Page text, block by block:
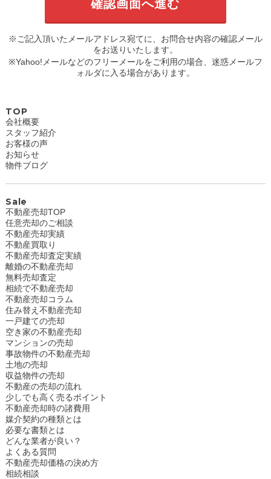
※ご記入頂いたメールアドレス宛てに、お問合せ内容の確認メール
をお送りいたします。
※Yahoo!メールなどのフリーメールをご利用の場合、迷惑メールフ
ォルダに入る場合があります。
TOP
会社概要
スタッフ紹介
お客様の声
お知らせ
物件ブログ
Sale
不動産売却TOP
任意売却のご相談
不動産売却実績
不動産買取り
不動産売却査定実績
離婚の不動産売却
無料売却査定
相続で不動産売却
不動産売却コラム
住み替え不動産売却
一戸建ての売却
空き家の不動産売却
マンションの売却
事故物件の不動産売却
土地の売却
収益物件の売却
不動産の売却の流れ
少しでも高く売るポイント
不動産売却時の諸費用
媒介契約の種類とは
必要な書類とは
どんな業者が良い？
よくある質問
不動産売却価格の決め方
相続相談